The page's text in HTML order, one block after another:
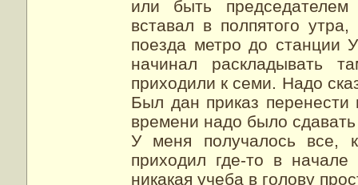
или быть
вставал в полпятого
поезда метро до станции
начинал раскладывать
приходили к семи. Надо
Был дан приказ
времени надо было
У меня получалось все,
приходил где-то в
никакая учеба в голову